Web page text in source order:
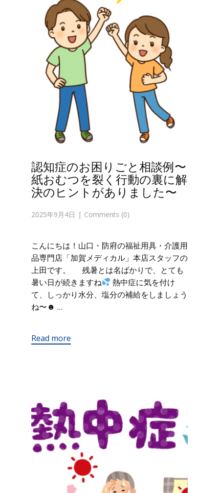
認知症のお困りごと相談例〜
紙おむつを裂く行動の裏に解
決のヒントがありました〜
2025年9月4日 Comments (0)
こんにちは！山口・防府の福祉用具・介護用
品専門店「加賀メディカル」本店スタッフの
上田です。 残暑とは名ばかりで、とても
暑い日が続きますね
熱中症に気を付け
て、しっかり水分、塩分の補給をしましょう
ね〜☻ …
Read more